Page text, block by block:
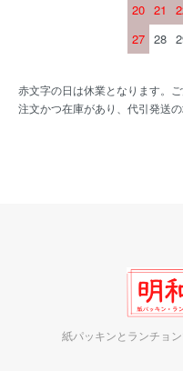
20 21
27 28
赤文字の日は休業となります。
注文かつ在庫があり、代引発送の
紙パッキンとランチョ